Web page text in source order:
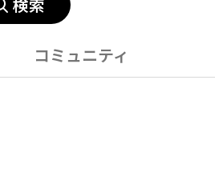
コミュニティ